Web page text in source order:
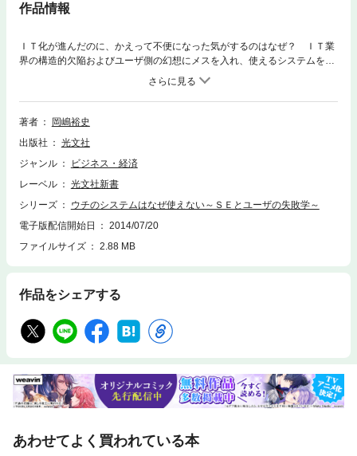
作品情報
ＩＴ化が進んだのに、かえって不便になった気がするのはなぜ？ ＩＴ業
界の構造的欠陥およびユーザ側の幻想にメスを入れ、使えるシステムを構
著者
岡嶋裕史
出版社
光文社
ジャンル
ビジネス・経済
レーベル
光文社新書
シリーズ
ウチのシステムはなぜ使えない～ＳＥとユーザの失敗学～
電子版配信開始日
2014/07/20
ファイルサイズ
2.88 MB
作品をシェアする
あわせてよく買われている本